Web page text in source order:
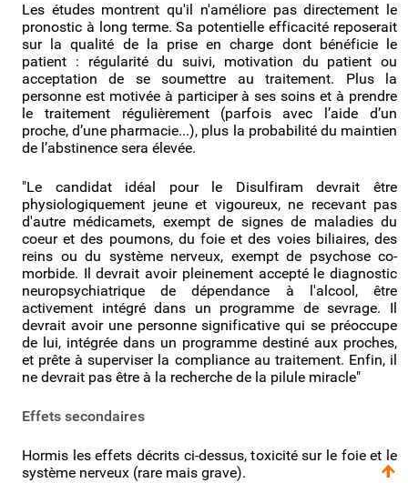
Les études montrent qu'il n'améliore pas directement le
pronostic à long terme. Sa potentielle efficacité reposerait
sur la qualité de la prise en charge dont bénéficie le
patient : régularité du suivi, motivation du patient ou
acceptation de se soumettre au traitement. Plus la
personne est motivée à participer à ses soins et à prendre
le traitement régulièrement (parfois avec l’aide d’un
proche, d’une pharmacie...), plus la probabilité du maintien
de l’abstinence sera élevée.
"Le candidat idéal pour le Disulfiram devrait être
physiologiquement jeune et vigoureux, ne recevant pas
d'autre médicamets, exempt de signes de maladies du
coeur et des poumons, du foie et des voies biliaires, des
reins ou du système nerveux, exempt de psychose co-
morbide. Il devrait avoir pleinement accepté le diagnostic
neuropsychiatrique de dépendance à l'alcool, être
activement intégré dans un programme de sevrage. Il
devrait avoir une personne significative qui se préoccupe
de lui, intégrée dans un programme destiné aux proches,
et prête à superviser la compliance au traitement. Enfin, il
ne devrait pas être à la recherche de la pilule miracle"
Effets secondaires
Hormis les effets décrits ci-dessus, toxicité sur le foie et le
système nerveux (rare mais grave).